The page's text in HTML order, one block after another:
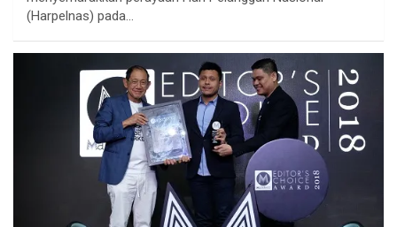
(Harpelnas) pada…